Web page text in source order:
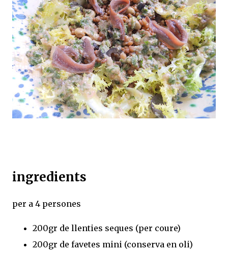
ingredients
per a 4 persones
200gr de llenties seques (per coure)
200gr de favetes mini (conserva en oli)